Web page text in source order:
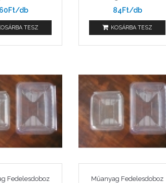
60Ft/db
TESZ
84Ft/db
KOSÁRBA TESZ
Fedelesdoboz
Műanyag Fedelesdoboz